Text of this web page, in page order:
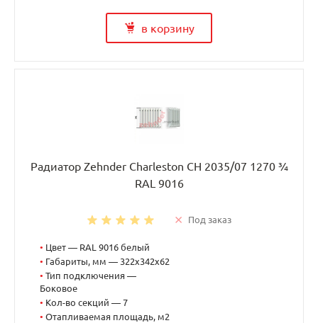
в корзину
Радиатор Zehnder Charleston CH 2035/07 1270 ¾
RAL 9016
Под заказ
• Цвет — RAL 9016 белый
• Габариты, мм — 322x342x62
• Тип подключения —
Боковое
• Кол-во секций — 7
• Отапливаемая площадь, м2